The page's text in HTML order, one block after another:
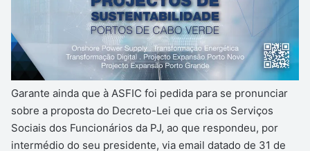
Garante ainda que à ASFIC foi pedida para se pronunciar
sobre a proposta do Decreto-Lei que cria os Serviços
Sociais dos Funcionários da PJ, ao que respondeu, por
intermédio do seu presidente, via email datado de 31 de